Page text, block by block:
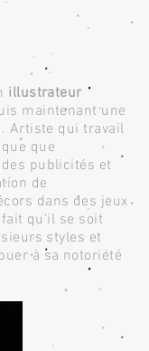
illustrateur
maintenant une
Artiste qui travail
que
publicités et
de
dans des jeux
qu'il se soit
styles et
à sa notoriété